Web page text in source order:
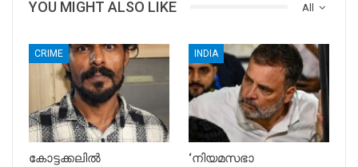
All
YOU MIGHT ALSO LIKE
CRIME
കോട്ടക്കലിൽ
INDIA
‘നിയമസഭാ